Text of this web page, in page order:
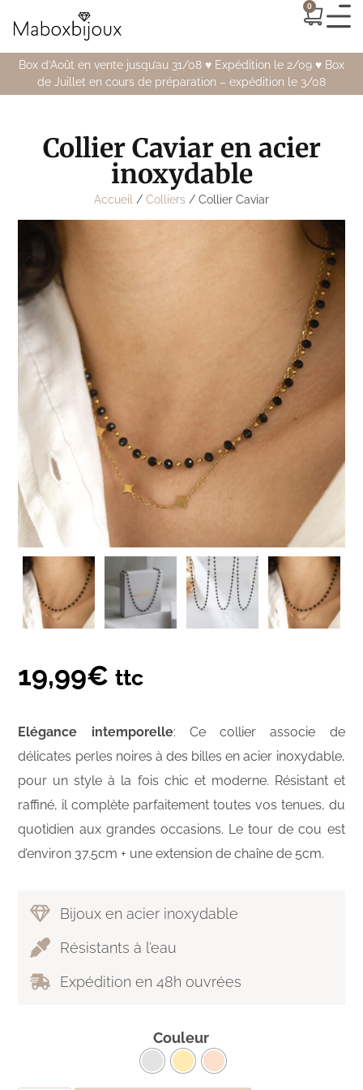
0
Box d’Août en vente jusqu’au 31/08 ♥️ Expédition le 2/09 ♥️ Box
de Juillet en cours de préparation – expédition le 3/08
Collier Caviar en acier
inoxydable
Accueil / Colliers / Collier Caviar
19,99€ ttc
Elégance intemporelle: Ce collier associe de
délicates perles noires à des billes en acier inoxydable,
pour un style à la fois chic et moderne. Résistant et
raffiné, il complète parfaitement toutes vos tenues, du
quotidien aux grandes occasions. Le tour de cou est
d’environ 37.5cm + une extension de chaîne de 5cm.
Bijoux en acier inoxydable
Résistants à l’eau
Expédition en 48h ouvrées
Couleur